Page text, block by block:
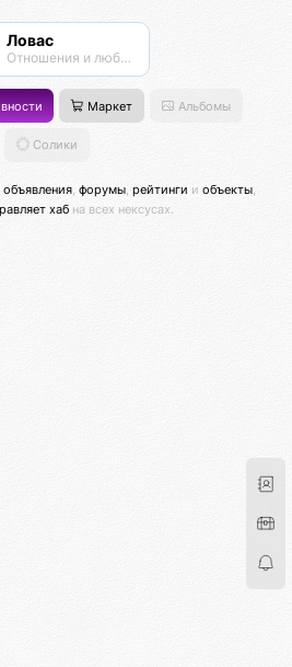
Ловас
Отношения и любовь
Маркет Альбомы
Солики
объявления форумы рейтинги и объекты
хабна всех нексусах.